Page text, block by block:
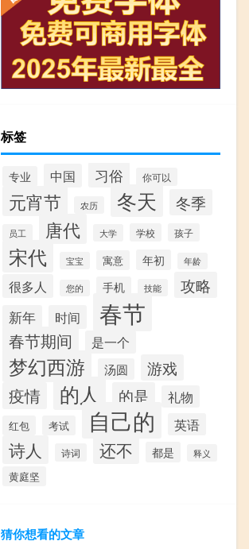
标签
专业 中国 习俗 你可以
元宵节 农历 冬天 冬季
员工 唐代 大学 学校 孩子
宋代 宝宝 寓意 年初 年龄
很多人 您的 手机 技能 攻略
新年 时间 春节
春节期间 是一个
梦幻西游 汤圆 游戏
疫情 的人 的是 礼物
红包 考试 自己的 英语
诗人 诗词 还不 都是 释义
黄庭坚
猜你想看的文章